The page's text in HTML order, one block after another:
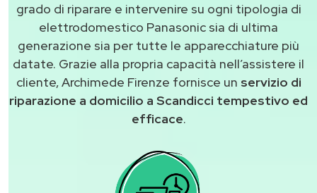
grado di riparare e intervenire su ogni tipologia di
elettrodomestico Panasonic sia di ultima
generazione sia per tutte le apparecchiature più
datate. Grazie alla propria capacità nell’assistere il
cliente, Archimede Firenze fornisce un servizio di
riparazione a domicilio a Scandicci tempestivo ed
efficace.